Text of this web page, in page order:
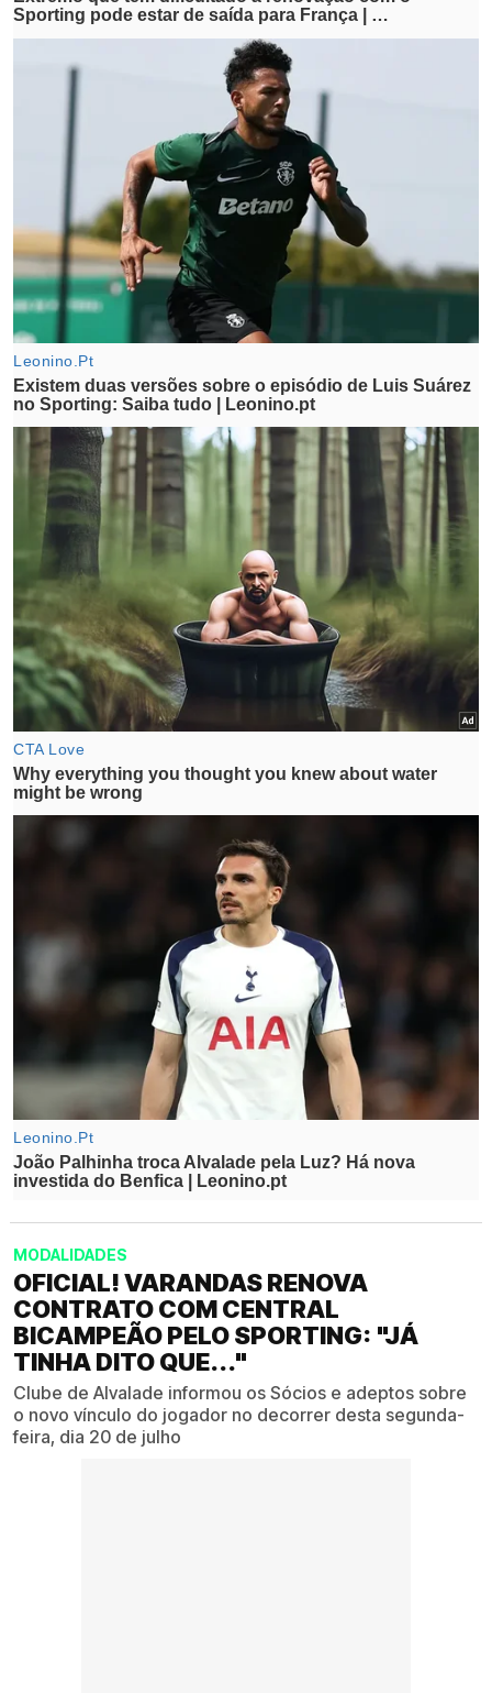
MODALIDADES
OFICIAL! VARANDAS RENOVA
CONTRATO COM CENTRAL
BICAMPEÃO PELO SPORTING: "JÁ
TINHA DITO QUE..."
Clube de Alvalade informou os Sócios e adeptos sobre
o novo vínculo do jogador no decorrer desta segunda-
feira, dia 20 de julho